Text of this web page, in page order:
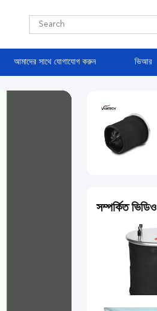
আমাদের সাথে যোগাযোগ করুন ভিআর
সম্পর্কিত ভিডিও